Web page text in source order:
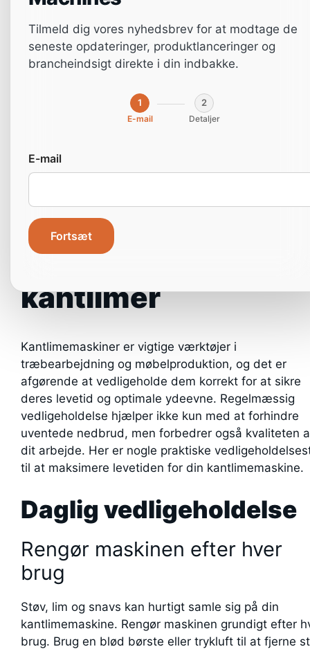
Tips til
vedligeholdelse for
at maksimere
levetiden for din
kantlimer
Kantlimemaskiner er vigtige værktøjer i
træbearbejdning og møbelproduktion, og det er
afgørende at vedligeholde dem korrekt for at sikre
deres levetid og optimale ydeevne. Regelmæssig
vedligeholdelse hjælper ikke kun med at forhindre
uventede nedbrud, men forbedrer også kvaliteten
dit arbejde. Her er nogle praktiske
til at maksimere levetiden for din kantlimemaskine.
Daglig vedligeholdelse
Rengør maskinen efter hver
brug
Støv, lim og snavs kan hurtigt samle sig på din
kantlimemaskine. Rengør maskinen grundigt efter
brug. Brug en blød børste eller trykluft til at fjerne
Tilmeld dig vores nyhedsbrev for at modtage de
seneste opdateringer, produktlanceringer og
brancheindsigt direkte i din indbakke.
1
E-mail
2
Detaljer
E-mail
Fortsæt